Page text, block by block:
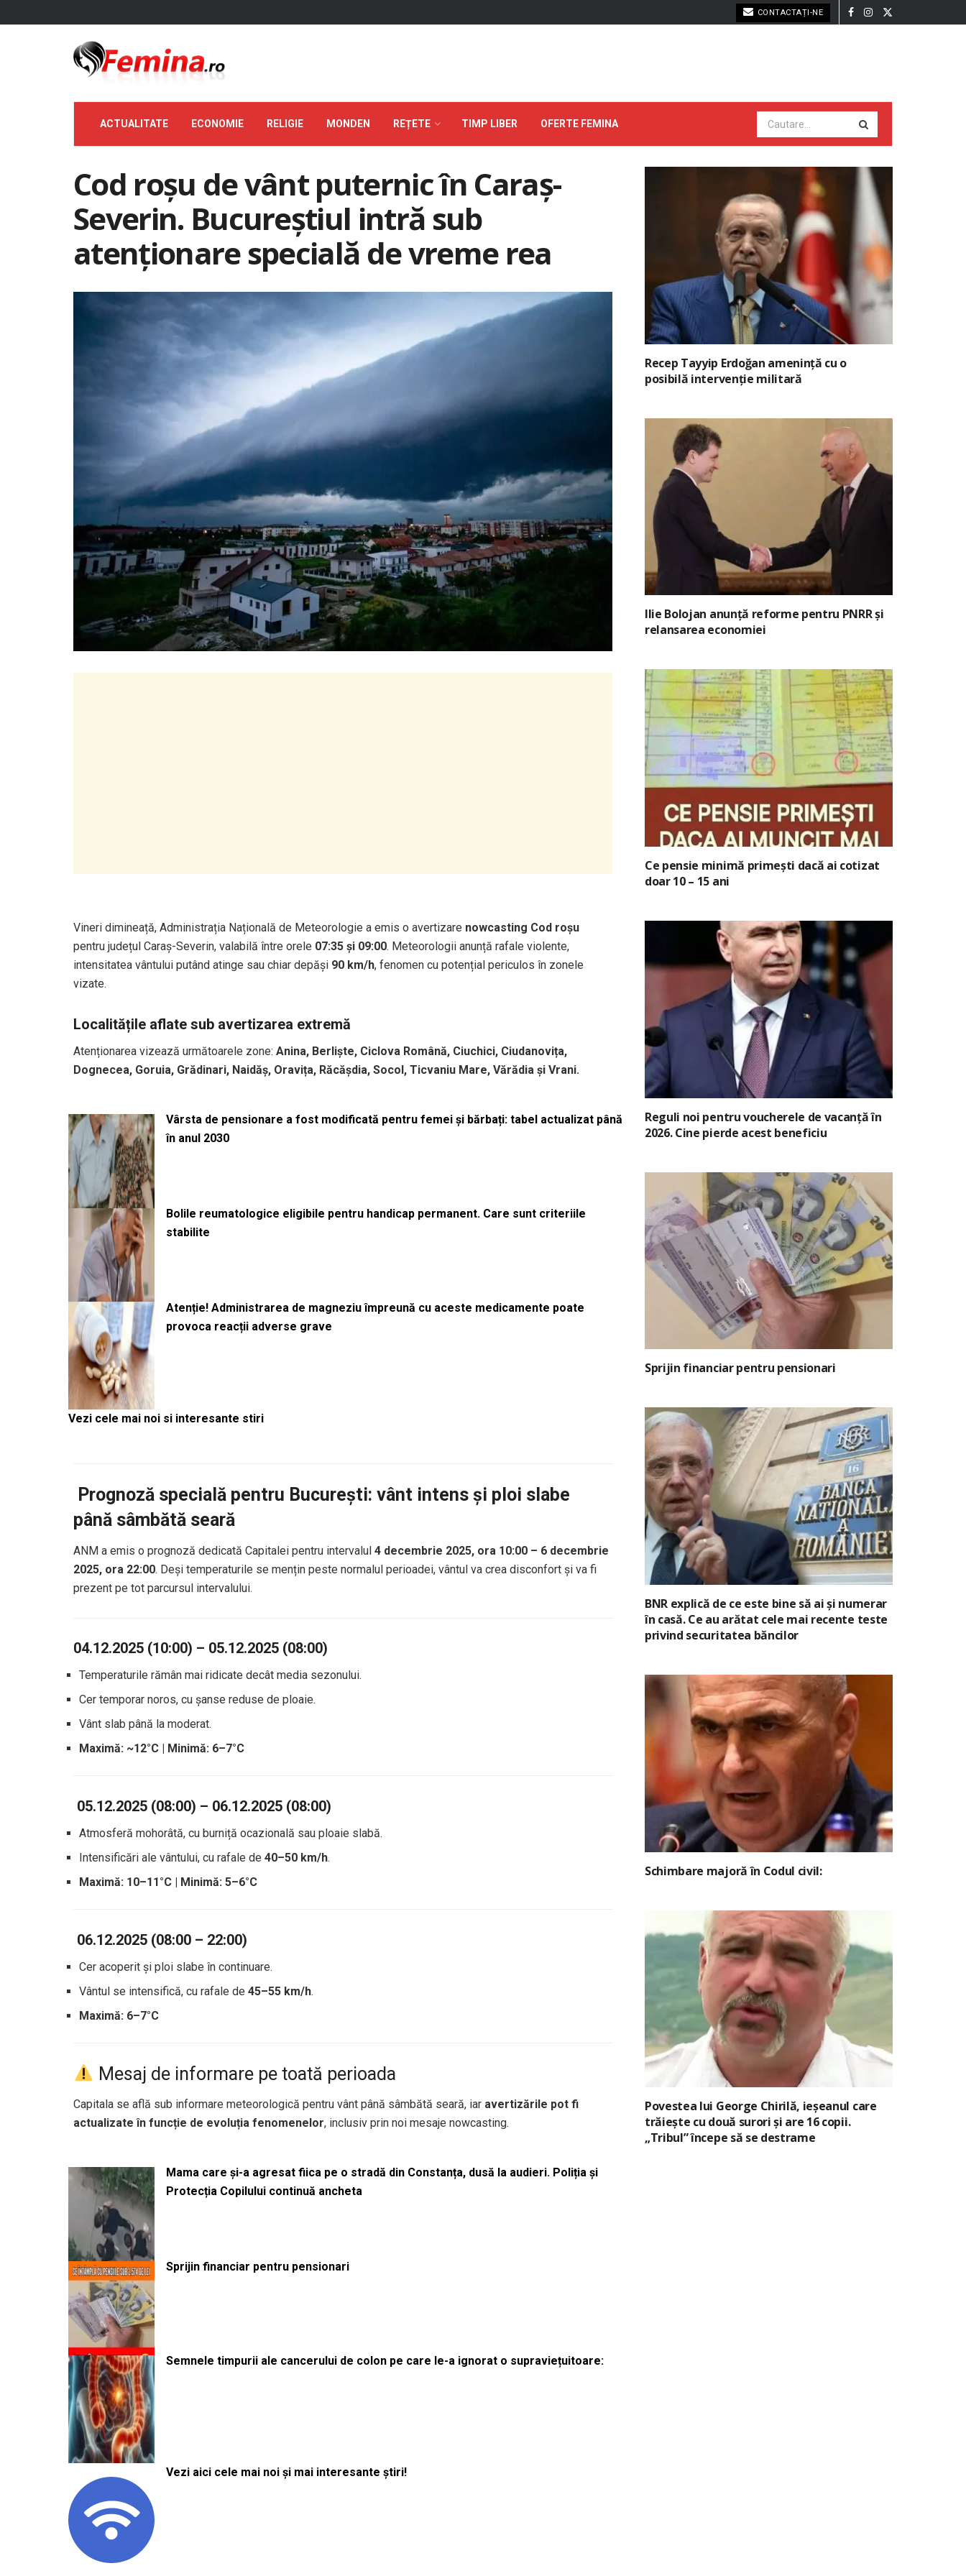
CONTACTAȚI-NE
ACTUALITATE ECONOMIE RELIGIE MONDEN REȚETE TIMP LIBER OFERTE FEMINA
Cod roșu de vânt puternic în Caraș-
Severin. Bucureștiul intră sub
atenționare specială de vreme rea
Vineri dimineață, Administrația Națională de Meteorologie a emis o avertizare nowcasting Cod roșu
pentru județul Caraș-Severin, valabilă între orele 07:35 și 09:00. Meteorologii anunță rafale violente,
intensitatea vântului putând atinge sau chiar depăși 90 km/h, fenomen cu potențial periculos în zonele
vizate.
Localitățile aflate sub avertizarea extremă
Atenționarea vizează următoarele zone: Anina, Berliște, Ciclova Română, Ciuchici, Ciudanovița,
Dognecea, Goruia, Grădinari, Naidăș, Oravița, Răcășdia, Socol, Ticvaniu Mare, Vărădia și Vrani.
Vârsta de pensionare a fost modificată pentru femei și bărbați: tabel actualizat până
în anul 2030
Bolile reumatologice eligibile pentru handicap permanent. Care sunt criteriile
stabilite
Atenție! Administrarea de magneziu împreună cu aceste medicamente poate
provoca reacții adverse grave
Vezi cele mai noi si interesante stiri
Prognoză specială pentru București: vânt intens și ploi slabe
până sâmbătă seară
ANM a emis o prognoză dedicată Capitalei pentru intervalul 4 decembrie 2025, ora 10:00 – 6 decembrie
2025, ora 22:00. Deși temperaturile se mențin peste normalul perioadei, vântul va crea disconfort și va fi
prezent pe tot parcursul intervalului.
04.12.2025 (10:00) – 05.12.2025 (08:00)
Temperaturile rămân mai ridicate decât media sezonului.
Cer temporar noros, cu șanse reduse de ploaie.
Vânt slab până la moderat.
Maximă: ~12°C | Minimă: 6–7°C
05.12.2025 (08:00) – 06.12.2025 (08:00)
Atmosferă mohorâtă, cu burniță ocazională sau ploaie slabă.
Intensificări ale vântului, cu rafale de 40–50 km/h.
Maximă: 10–11°C | Minimă: 5–6°C
06.12.2025 (08:00 – 22:00)
Cer acoperit și ploi slabe în continuare.
Vântul se intensifică, cu rafale de 45–55 km/h.
Maximă: 6–7°C
Mesaj de informare pe toată perioada
Capitala se află sub informare meteorologică pentru vânt până sâmbătă seară, iar avertizările pot fi
actualizate în funcție de evoluția fenomenelor, inclusiv prin noi mesaje nowcasting.
Mama care și-a agresat fiica pe o stradă din Constanța, dusă la audieri. Poliția și
Protecția Copilului continuă ancheta
Sprijin financiar pentru pensionari
Semnele timpurii ale cancerului de colon pe care le-a ignorat o supraviețuitoare:
Vezi aici cele mai noi și mai interesante știri!
Recep Tayyip Erdoğan amenință cu o
posibilă intervenție militară
Ilie Bolojan anunță reforme pentru PNRR și
relansarea economiei
Ce pensie minimă primești dacă ai cotizat
doar 10 – 15 ani
Reguli noi pentru voucherele de vacanță în
2026. Cine pierde acest beneficiu
Sprijin financiar pentru pensionari
BNR explică de ce este bine să ai și numerar
în casă. Ce au arătat cele mai recente teste
privind securitatea băncilor
Schimbare majoră în Codul civil:
Povestea lui George Chirilă, ieșeanul care
trăiește cu două surori și are 16 copii.
„Tribul” începe să se destrame